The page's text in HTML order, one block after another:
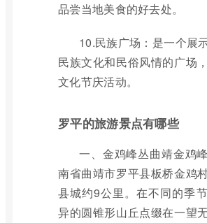
品尝当地美食的好去处。
10.民族广场：是一个展
民族文化和民俗风情的广场
文化节庆活动。
罗平的旅游景点有哪些
一、金鸡峰丛曲靖金鸡
南省曲靖市罗平县板桥金鸡
县城约9公里。在不同的季
异的圆锥形山丘点缀在一望